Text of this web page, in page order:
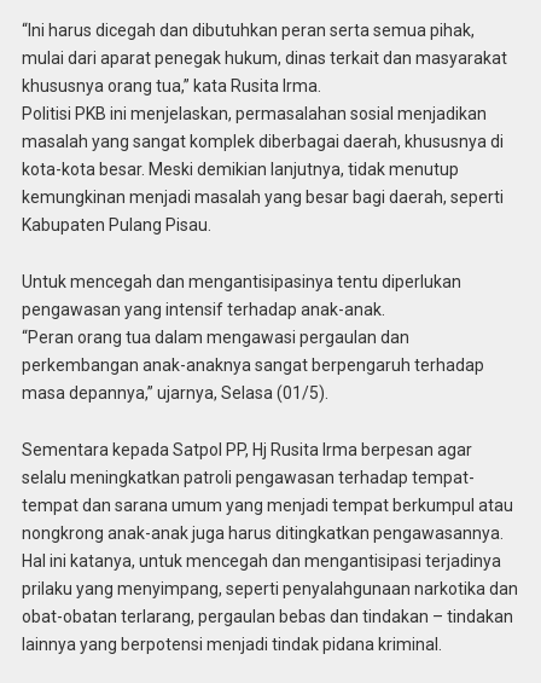
“Ini harus dicegah dan dibutuhkan peran serta semua pihak,
mulai dari aparat penegak hukum, dinas terkait dan masyarakat
khususnya orang tua,” kata Rusita Irma.
Politisi PKB ini menjelaskan, permasalahan sosial menjadikan
masalah yang sangat komplek diberbagai daerah, khususnya di
kota-kota besar. Meski demikian lanjutnya, tidak menutup
kemungkinan menjadi masalah yang besar bagi daerah, seperti
Kabupaten Pulang Pisau.
Untuk mencegah dan mengantisipasinya tentu diperlukan
pengawasan yang intensif terhadap anak-anak.
“Peran orang tua dalam mengawasi pergaulan dan
perkembangan anak-anaknya sangat berpengaruh terhadap
masa depannya,” ujarnya, Selasa (01/5).
Sementara kepada Satpol PP, Hj Rusita Irma berpesan agar
selalu meningkatkan patroli pengawasan terhadap tempat-
tempat dan sarana umum yang menjadi tempat berkumpul atau
nongkrong anak-anak juga harus ditingkatkan pengawasannya.
Hal ini katanya, untuk mencegah dan mengantisipasi terjadinya
prilaku yang menyimpang, seperti penyalahgunaan narkotika dan
obat-obatan terlarang, pergaulan bebas dan tindakan – tindakan
lainnya yang berpotensi menjadi tindak pidana kriminal.